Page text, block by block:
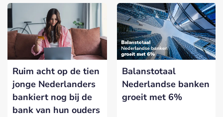
Ruim acht op de tien
jonge Nederlanders
bankiert nog bij de
bank van hun ouders
Balanstotaal
Nederlandse banken
groeit met 6%